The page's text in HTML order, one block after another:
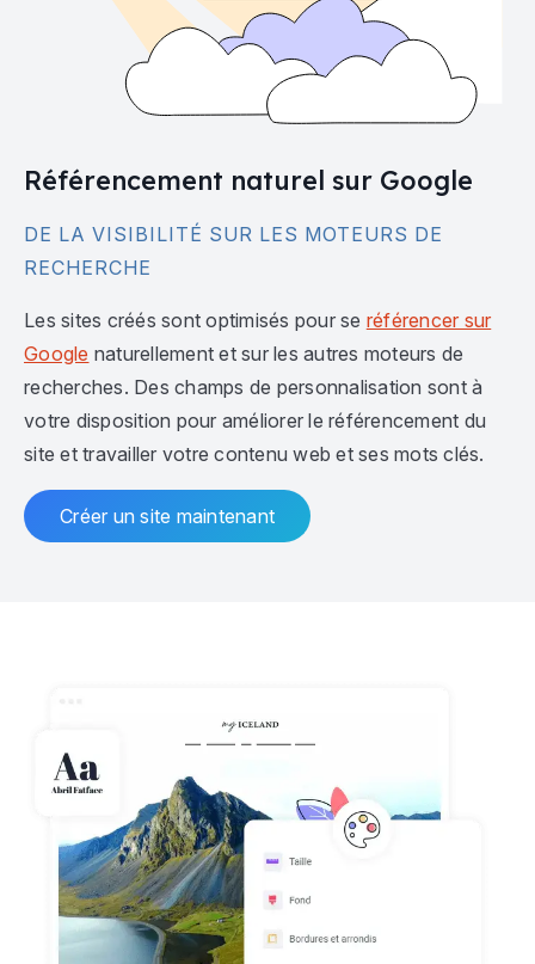
Référencement naturel sur Google
DE LA VISIBILITÉ SUR LES MOTEURS DE
RECHERCHE
Les sites créés sont optimisés pour se référencer sur
Google naturellement et sur les autres moteurs de
recherches. Des champs de personnalisation sont à
votre disposition pour améliorer le référencement du
site et travailler votre contenu web et ses mots clés.
Créer un site maintenant